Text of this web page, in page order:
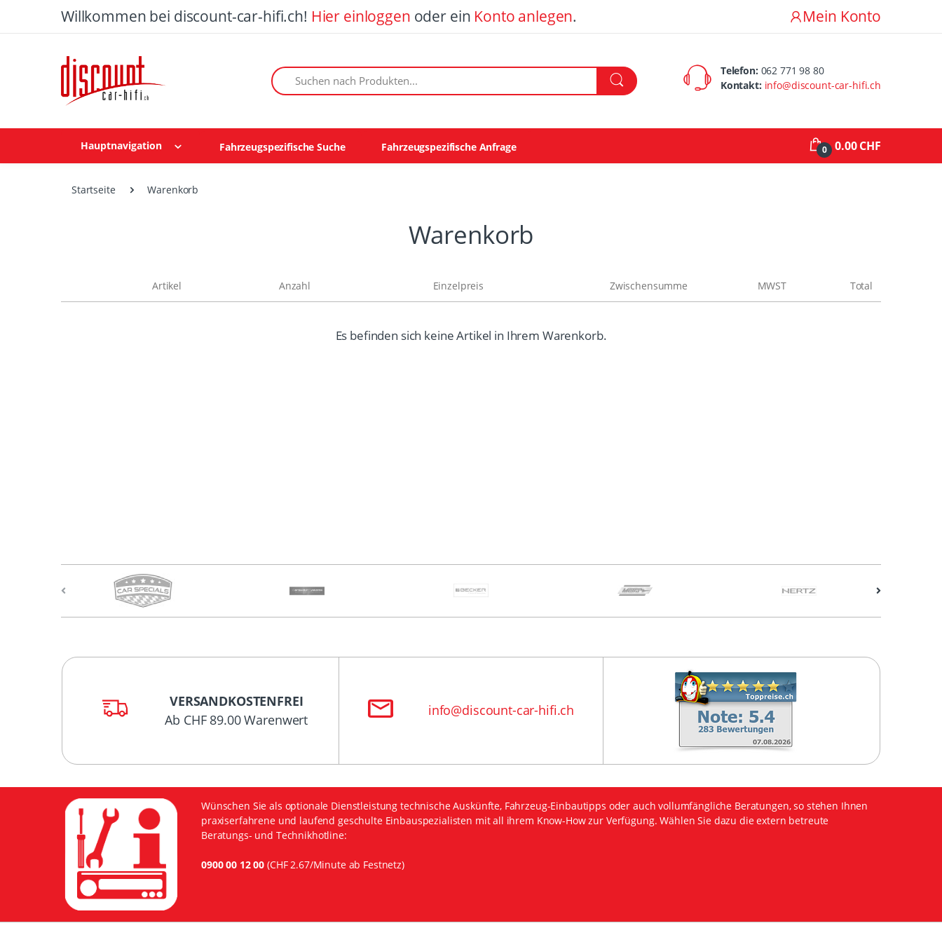
Willkommen bei discount-car-hifi.ch! Hier einloggen oder ein Konto anlegen. Mein Konto
Suchen nach Produkten: Telefon: 062 771 98 80
Kontakt: info@discount-car-hifi.ch
Hauptnavigation Fahrzeugspezifische Suche Fahrzeugspezifische Anfrage 0 0.00 CHF
Startseite Warenkorb
Warenkorb
Artikel Anzahl Einzelpreis Zwischensumme MWST Total
Es befinden sich keine Artikel in Ihrem Warenkorb.
VERSANDKOSTENFREI
Ab CHF 89.00 Warenwert
info@discount-car-hifi.ch
Wünschen Sie als optionale Dienstleistung technische Auskünfte, Fahrzeug-Einbautipps oder auch vollumfängliche Beratungen, so stehen Ihnen
praxiserfahrene und laufend geschulte Einbauspezialisten mit all ihrem Know-How zur Verfügung. Wählen Sie dazu die extern betreute
Beratungs- und Technikhotline:
0900 00 12 00 (CHF 2.67/Minute ab Festnetz)